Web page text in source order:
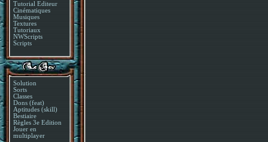
Tutorial Editeur
Cinématiques
Musiques
Textures
Tutoriaux
NWScripts
Scripts
Solution
Sorts
Classes
Dons (feat)
Aptitudes (skill)
Bestiaire
Règles 3e Edition
Jouer en
multiplayer